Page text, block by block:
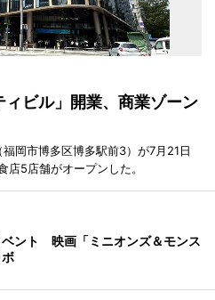
ビル」開業、商業ゾーン
岡市博多区博多駅前3）が7月21日
店5店舗がオープンした。
ント 映画「ミニオンズ＆モンス